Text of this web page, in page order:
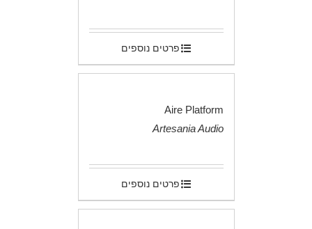
פרטים נוספים
Aire Platform
Artesania Audio
פרטים נוספים